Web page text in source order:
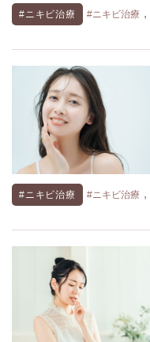
#ニキビ治療 #ニキビ治療 ,
#ニキビ治療 #ニキビ治療 ,